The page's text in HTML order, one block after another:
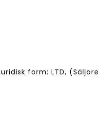
form: LTD,